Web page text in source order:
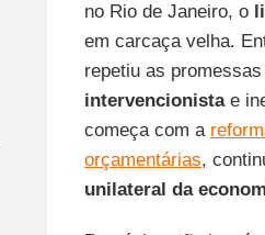
no Rio de Janeiro, o
em carcaça velha.
repetiu as
intervencionistae
começa com a
orçamentárias,
unilateral da